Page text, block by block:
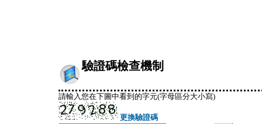
驗證碼檢查機制
請輸入您在下圖中看到的字元(字母區分大小寫)
更換驗證碼